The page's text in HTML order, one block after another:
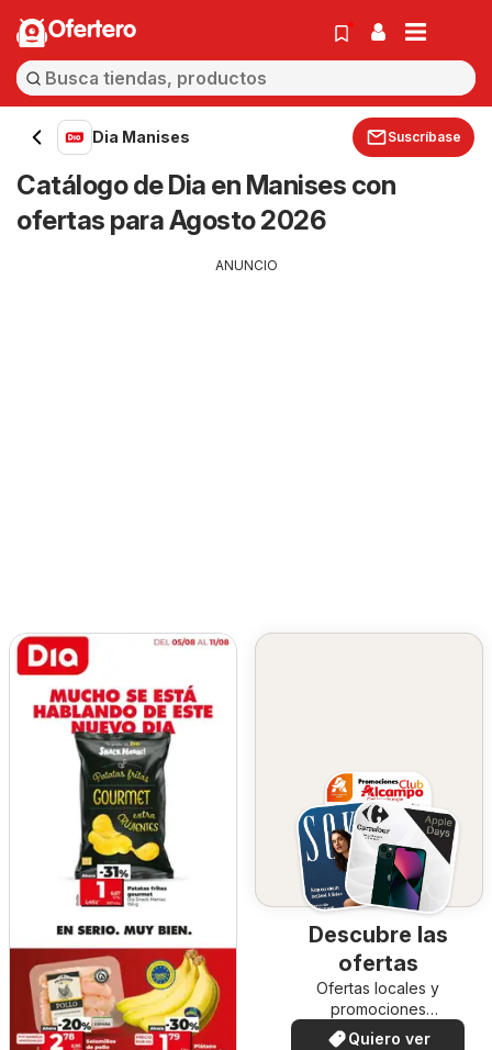
Ofertero
Dia Manises Suscríbase
Catálogo de Dia en Manises con
ofertas para Agosto 2026
ANUNCIO
Descubre las
ofertas
Ofertas locales y
promociones
especiales.
Quiero ver